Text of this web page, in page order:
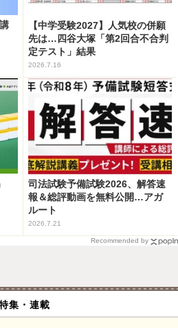
【中学受験2027】人気校の併願
先は…四谷大塚「第2回合不合判
定テスト」結果
2026.7.16
司法試験予備試験2026、解答速
報＆総評動画を無料公開…アガ
ルート
2026.7.21
Recommended by
集・連載